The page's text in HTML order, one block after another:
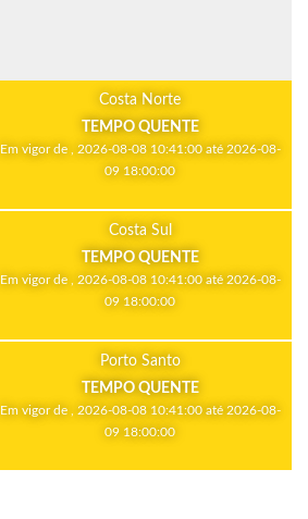
Costa Norte
TEMPO QUENTE
Em vigor de , 2026-08-08 10:41:00 até 2026-08-
09 18:00:00
Costa Sul
TEMPO QUENTE
Em vigor de , 2026-08-08 10:41:00 até 2026-08-
09 18:00:00
Porto Santo
TEMPO QUENTE
Em vigor de , 2026-08-08 10:41:00 até 2026-08-
09 18:00:00